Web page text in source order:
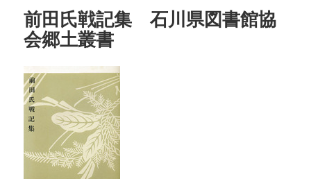
ー
前田氏戦記集 石川県図書館協
会郷土叢書